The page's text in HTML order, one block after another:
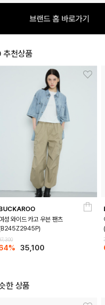
천상품
성 와이드 카고 우븐 팬츠
35,100
한 상품